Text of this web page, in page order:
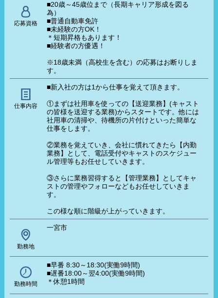
応募資格
■20歳～45歳位まで（長期キャリア形成を図る
為）
■普通自動車免許
■未経験の方OK！
＊短期昇格もあります！
■経験者の方優遇！
※18歳未満（高校生を含む）の応募はお断りしま
す。
仕事内容
■新入社の方は1から仕事を覚えて頂きます。
①まずは社用車を使っての【送迎業務】(キャスト
の皆様を送迎する業務)からスタートです。他には
社用車の清掃や、待機所の片付けといった簡単な
仕事をします。
②業務を覚えていき、会社に慣れてきたら【内勤
業務】として、電話受付やキャストのスケジュー
ル管理等もお任せしていきます。
③さらに業務習得すると【管理業務】としてキャ
ストの管理やフォローなどもお任せしていきま
す。
この様な順に階級が上がっていきます。
勤務地
一宮市
勤務時間
■早番 8:30～18:30(実働9時間)
■遅番18:00～翌4:00(実働9時間)
＊休憩1時間